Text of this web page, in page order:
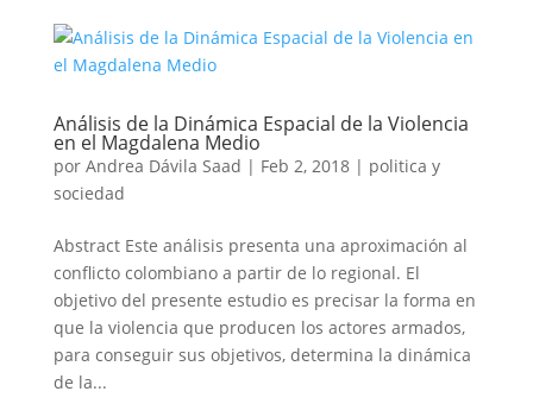
Análisis de la Dinámica Espacial de la Violencia
en el Magdalena Medio
por Andrea Dávila Saad | Feb 2, 2018| politica y
sociedad
Abstract Este análisis presenta una aproximación al
conflicto colombiano a partir de lo regional. El
objetivo del presente estudio es precisar la forma en
que la violencia que producen los actores armados,
para conseguir sus objetivos, determina la dinámica
de la...